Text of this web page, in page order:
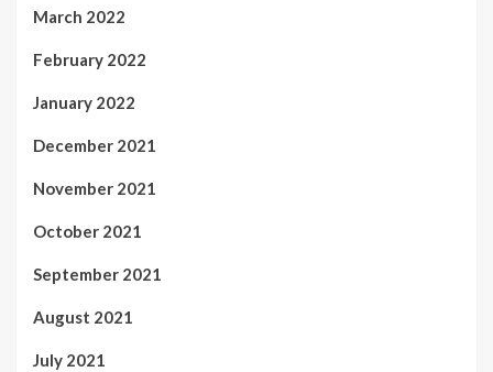
March 2022
February 2022
January 2022
December 2021
November 2021
October 2021
September 2021
August 2021
July 2021